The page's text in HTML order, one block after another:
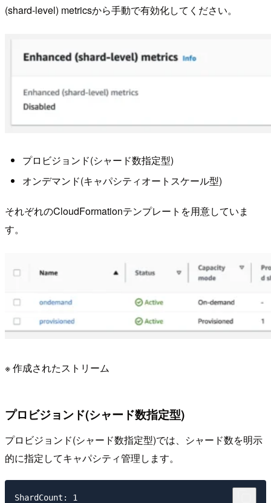
(shard-level) metricsから手動で有効化してください。
プロビジョンド(シャード数指定型)
オンデマンド(キャパシティオートスケール型)
それぞれのCloudFormationテンプレートを用意していま
す。
※ 作成されたストリーム
プロビジョンド(シャード数指定型)
プロビジョンド(シャード数指定型)では、シャード数を明示
的に指定してキャパシティ管理します。
ShardCount: 1